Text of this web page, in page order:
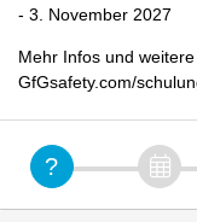
- 3. November 2027
Mehr Infos und
GfGsafety.com/